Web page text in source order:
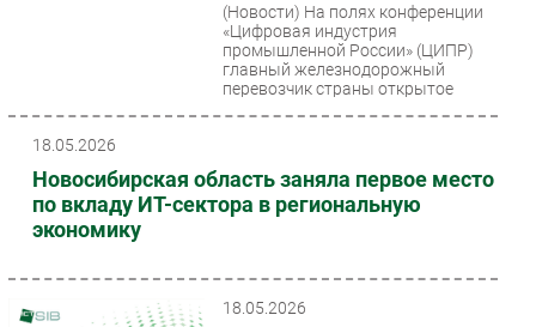
(Новости) На полях конференции
«Цифровая индустрия
промышленной России» (ЦИПР)
главный железнодорожный
перевозчик страны открытое
18.05.2026
Новосибирская область заняла первое место
по вкладу ИТ-сектора в региональную
экономику
18.05.2026